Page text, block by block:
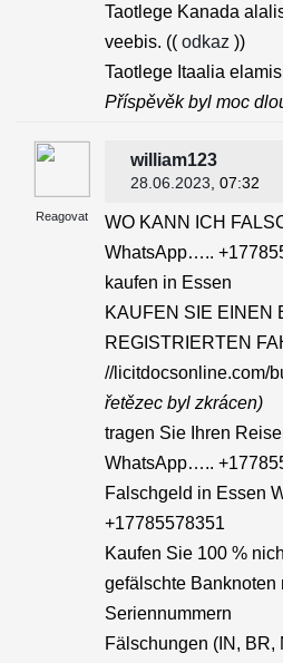
Taotlege Kanada
veebis. (( odkaz ))
Taotlege Itaalia
Příspěvěk byl moc
Reagovat
william123
28.06.2023 , 07:32
WO KANN ICH
WhatsApp…..
kaufen in Essen
KAUFEN SIE EINEN
REGISTRIERTEN
//licitdocsonline.com/
řetězec byl zkrácen)
tragen Sie Ihren
WhatsApp…..
Falschgeld in Essen
+17785578351
Kaufen Sie 100 %
gefälschte Banknoten
Seriennummern
Fälschungen (IN, BR,